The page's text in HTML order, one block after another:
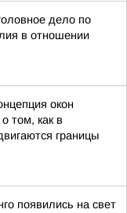
дело по
в отношении
окон
том, как в
границы
появились на свет